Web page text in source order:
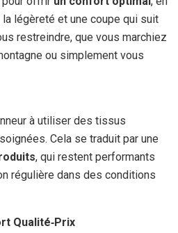
légèreté et une coupe qui suit
restreindre, que vous marchiez
ou simplement vous
à utiliser des tissus
Cela se traduit par une
, qui restent performants
régulière dans des conditions
Qualité‑Prix